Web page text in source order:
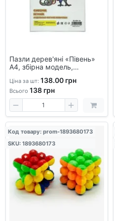
Пазли дерев'яні «Півень»
А4, збірна модель,
дорослих, розвиваючий
конструктор, лазерне
різання
Ціна за шт: 138.00 грн
Всього 138грн
Код товару: prom-1893680173
SKU: 1893680173